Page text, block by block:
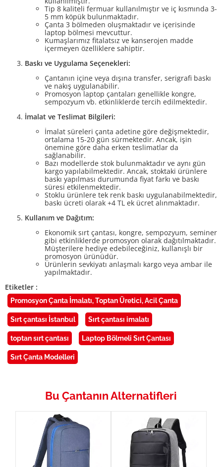
Bu Çantanın Alternatifleri
Tip 8 kaliteli fermuar kullanılmıştır ve iç kısmında 3-
5 mm köpük bulunmaktadır.
Çanta 3 bölmeden oluşmaktadır ve içerisinde
laptop bölmesi mevcuttur.
Kumaşlarımız fitalatsız ve kanserojen madde
içermeyen özelliklere sahiptir.
Baskı ve Uygulama Seçenekleri:
Çantanın içine veya dışına transfer, serigrafi baskı
ve nakış uygulanabilir.
Promosyon laptop çantaları genellikle kongre,
sempozyum vb. etkinliklerde tercih edilmektedir.
İmalat ve Teslimat Bilgileri:
İmalat süreleri çanta adetine göre değişmektedir,
ortalama 15-20 gün sürmektedir. Ancak, işin
önemine göre daha erken teslimatlar da
sağlanabilir.
Bazı modellerde stok bulunmaktadır ve aynı gün
kargo yapılabilmektedir. Ancak, stoktaki ürünlere
baskı yapılması durumunda fiyat farkı ve baskı
süresi etkilenmektedir.
Stoklu ürünlere tek renk baskı uygulanabilmektedir,
baskı ücreti olarak +4 TL ek ücret alınmaktadır.
Kullanım ve Dağıtım:
Ekonomik sırt çantası, kongre, sempozyum, seminer
gibi etkinliklerde promosyon olarak dağıtılmaktadır.
Müşterilere hediye edebileceğiniz, kullanışlı bir
promosyon ürünüdür.
Ürünlerin sevkiyatı anlaşmalı kargo veya ambar ile
yapılmaktadır.
Etiketler :
Promosyon Çanta İmalatı, Toptan Üretici, Acil Çanta
Sırt çantası İstanbul Sırt çantası imalatı
toptan sırt çantası Laptop Bölmeli Sırt Çantası
Sırt Çanta Modelleri